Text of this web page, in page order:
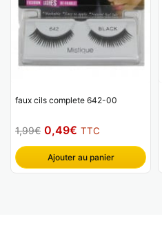
faux cils complete 642-00
1,99€ Le
prix
initial
0,49€ Le
prix
actuel
TTC
Ajouter au panier